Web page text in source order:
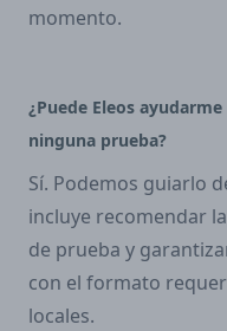
momento.
¿Puede Eleos
ninguna prueba?
Sí. Podemos guiarlo
incluye recomendar
de prueba y
con el formato
locales.